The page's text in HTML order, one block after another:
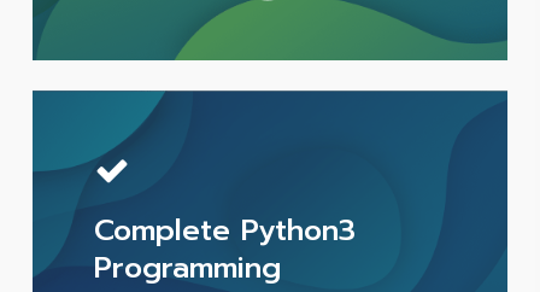
Complete Python3
Programming